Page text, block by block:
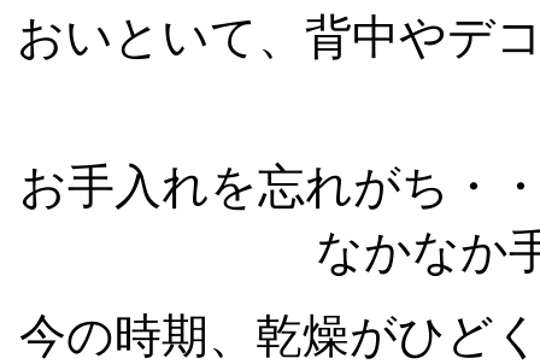
おいといて、背中やデ
お手入れを忘れがち・
なかなか
今の時期、乾燥がひど